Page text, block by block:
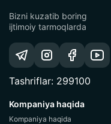
Bizni kuzatib boring
ijtimoiy tarmoqlarda
Tashriflar: 299100
Kompaniya haqida
Kompaniya haqida